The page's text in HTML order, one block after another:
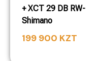
+ XCT 29 DB RW-
Shimano
199 900 KZT